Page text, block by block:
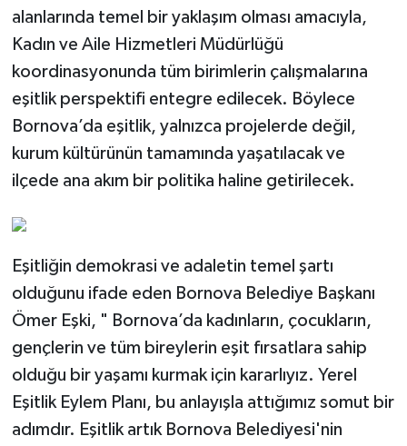
alanlarında temel bir yaklaşım olması amacıyla,
Kadın ve Aile Hizmetleri Müdürlüğü
koordinasyonunda tüm birimlerin çalışmalarına
eşitlik perspektifi entegre edilecek. Böylece
Bornova’da eşitlik, yalnızca projelerde değil,
kurum kültürünün tamamında yaşatılacak ve
ilçede ana akım bir politika haline getirilecek.
Eşitliğin demokrasi ve adaletin temel şartı
olduğunu ifade eden Bornova Belediye Başkanı
Ömer Eşki, " Bornova’da kadınların, çocukların,
gençlerin ve tüm bireylerin eşit fırsatlara sahip
olduğu bir yaşamı kurmak için kararlıyız. Yerel
Eşitlik Eylem Planı, bu anlayışla attığımız somut bir
adımdır. Eşitlik artık Bornova Belediyesi'nin